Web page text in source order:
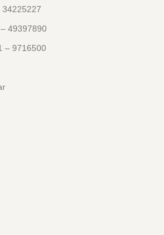
34225227
49397890
– 9716500